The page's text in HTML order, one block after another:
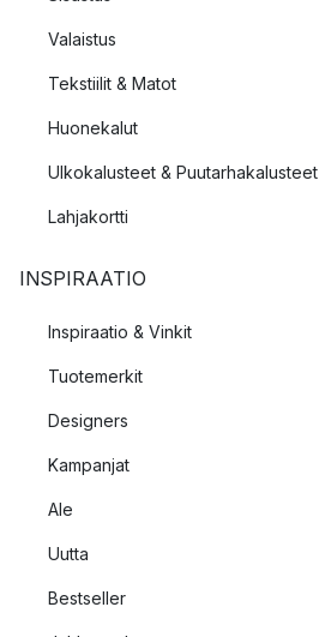
Valaistus
Tekstiilit & Matot
Huonekalut
Ulkokalusteet & Puutarhakalusteet
Lahjakortti
INSPIRAATIO
Inspiraatio & Vinkit
Tuotemerkit
Designers
Kampanjat
Ale
Uutta
Bestseller